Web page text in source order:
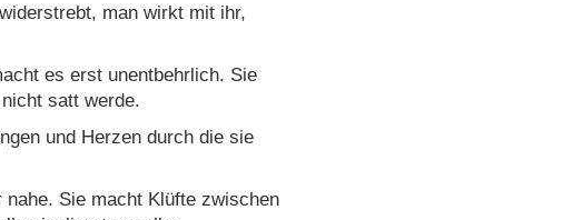
man wirkt mit ihr,
es erst unentbehrlich. Sie
satt werde.
und Herzen durch die sie
nahe. Sie macht Klüfte zwischen